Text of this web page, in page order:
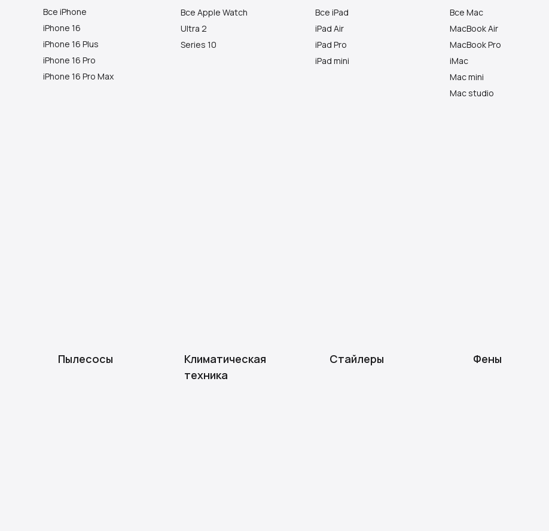
Все iPhone
iPhone 16
iPhone 16 Plus
iPhone 16 Pro
iPhone 16 Pro Max
Все Apple Watch
Ultra 2
Series 10
Все iPad
iPad Air
iPad Pro
iPad mini
Все Mac
MacBook Air
MacBook Pro
iMac
Mac mini
Mac studio
Пылесосы
Климатическая
техника
Стайлеры Фены